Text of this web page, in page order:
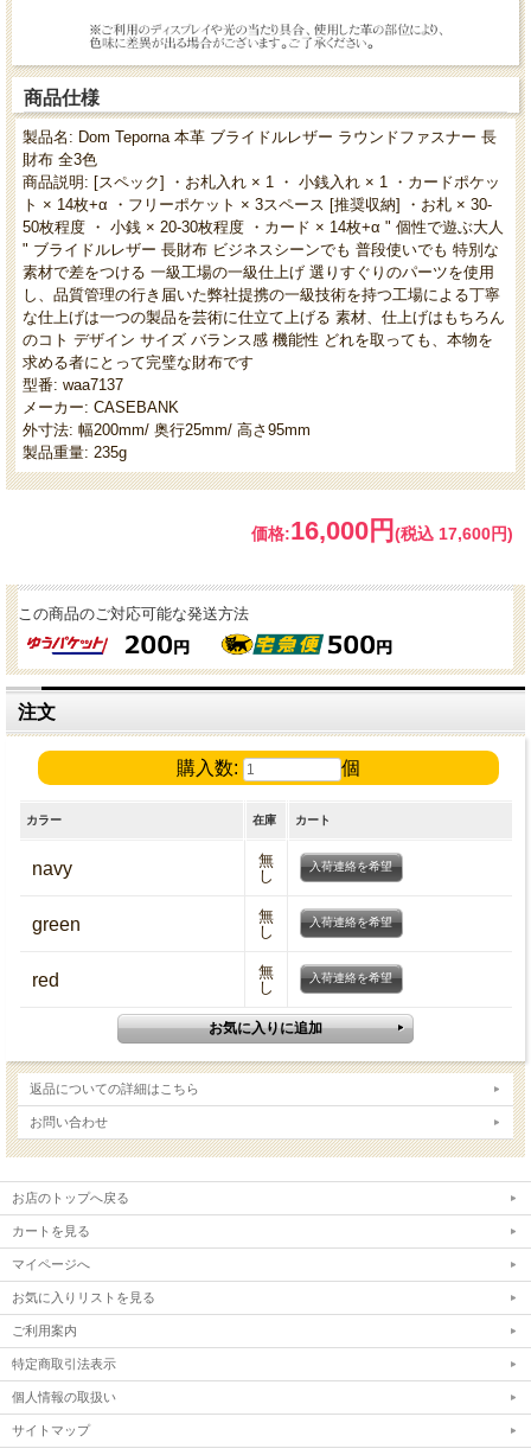
商品仕様
製品名: Dom Teporna 本革 ブライドルレザー ラウンドファスナー 長
財布 全3色
商品説明: [スペック] ・お札入れ × 1 ・ 小銭入れ × 1 ・カードポケッ
ト × 14枚+α ・フリーポケット × 3スペース [推奨収納] ・お札 × 30-
50枚程度 ・ 小銭 × 20-30枚程度 ・カード × 14枚+α " 個性で遊ぶ大人
" ブライドルレザー 長財布 ビジネスシーンでも 普段使いでも 特別な
素材で差をつける 一級工場の一級仕上げ 選りすぐりのパーツを使用
し、品質管理の行き届いた弊社提携の一級技術を持つ工場による丁寧
な仕上げは一つの製品を芸術に仕立て上げる 素材、仕上げはもちろん
のコト デザイン サイズ バランス感 機能性 どれを取っても、本物を
求める者にとって完璧な財布です
型番: waa7137
メーカー: CASEBANK
外寸法: 幅200mm/ 奥行25mm/ 高さ95mm
製品重量: 235g
価格:16,000円 (税込 17,600円)
この商品のご対応可能な発送方法
注文
購入数: 個
カラー 在庫 カート
navy
無
し
入荷連絡を希望
green
無
し
入荷連絡を希望
red
無
し
入荷連絡を希望
返品についての詳細はこちら
お問い合わせ
お店のトップへ戻る
カートを見る
マイページへ
お気に入りリストを見る
ご利用案内
特定商取引法表示
個人情報の取扱い
サイトマップ